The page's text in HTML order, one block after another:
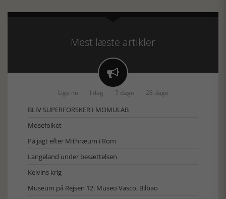
Mest læste artikler

Lige nu I dag 7 dage 28 dage
BLIV SUPERFORSKER I MOMULAB
Mosefolket
På jagt efter Mithræum i Rom
Langeland under besættelsen
Kelvins krig
Museum på Rejsen 12: Museo Vasco, Bilbao